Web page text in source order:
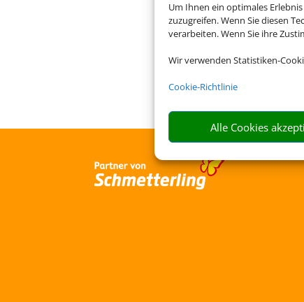
Um Ihnen ein optimales
zuzugreifen. Wenn Sie diesen
verarbeiten. Wenn Sie ihre
Wir verwenden Statistiken-
Cookie-Richtlinie
Alle Cookies